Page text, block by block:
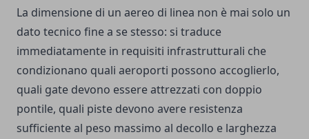
La dimensione di un aereo di linea non è mai solo un
dato tecnico fine a se stesso: si traduce
immediatamente in requisiti infrastrutturali che
condizionano quali aeroporti possono accoglierlo,
quali gate devono essere attrezzati con doppio
pontile, quali piste devono avere resistenza
sufficiente al peso massimo al decollo e larghezza